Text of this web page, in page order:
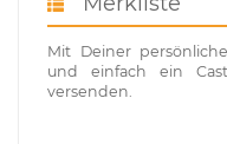
Mit Deiner
und einfach ein
versenden.